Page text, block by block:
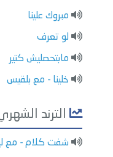
مبروك علينا
لو تعرف
مابتحصليش كتير
خلينا - مع بلقيس
الترند
شفت كلام - مع